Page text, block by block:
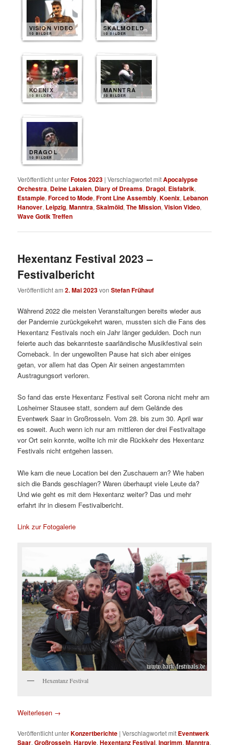
VISION VIDEO
10 BILDER
SKALMOELD
10 BILDER
KOENIX
10 BILDER
MANNTRA
10 BILDER
DRAGOL
10 BILDER
Veröffentlicht unterFotos 2023 |Verschlagwortet mitApocalypse
Orchestra, Deine Lakaien, Diary of Dreams, Dragol, Eisfabrik,
Estampie,Forced to Mode,Front Line Assembly,Koenix, Lebanon
Hanover, Leipzig,Manntra,Skalmöld,The Mission,Vision Video,
Wave Gotik Treffen
Hexentanz Festival 2023 –
Festivalbericht
Veröffentlicht am2. Mai 2023vonStefan Frühauf
Während 2022 die meisten Veranstaltungen bereits wieder aus
der Pandemie zurückgekehrt waren, mussten sich die Fans des
Hexentanz Festivals noch ein Jahr länger gedulden. Doch nun
feierte auch das bekannteste saarländische Musikfestival sein
Comeback. In der ungewollten Pause hat sich aber einiges
getan, vor allem hat das Open Air seinen angestammten
Austragungsort verloren.
So fand das erste Hexentanz Festival seit Corona nicht mehr am
Losheimer Stausee statt, sondern auf dem Gelände des
Eventwerk Saar in Großrosseln. Vom 28. bis zum 30. April war
es soweit. Auch wenn ich nur am mittleren der drei Festivaltage
vor Ort sein konnte, wollte ich mir die Rückkehr des Hexentanz
Festivals nicht entgehen lassen.
Wie kam die neue Location bei den Zuschauern an? Wie haben
sich die Bands geschlagen? Waren überhaupt viele Leute da?
Und wie geht es mit dem Hexentanz weiter? Das und mehr
erfahrt ihr in diesem Festivalbericht.
Link zur Fotogalerie
Hexentanz Festival
Weiterlesen →
Veröffentlicht unterKonzertberichte |Verschlagwortet mit Eventwerk
Saar,Großrosseln,Harpyie,Hexentanz Festival,Ingrimm,Manntra,